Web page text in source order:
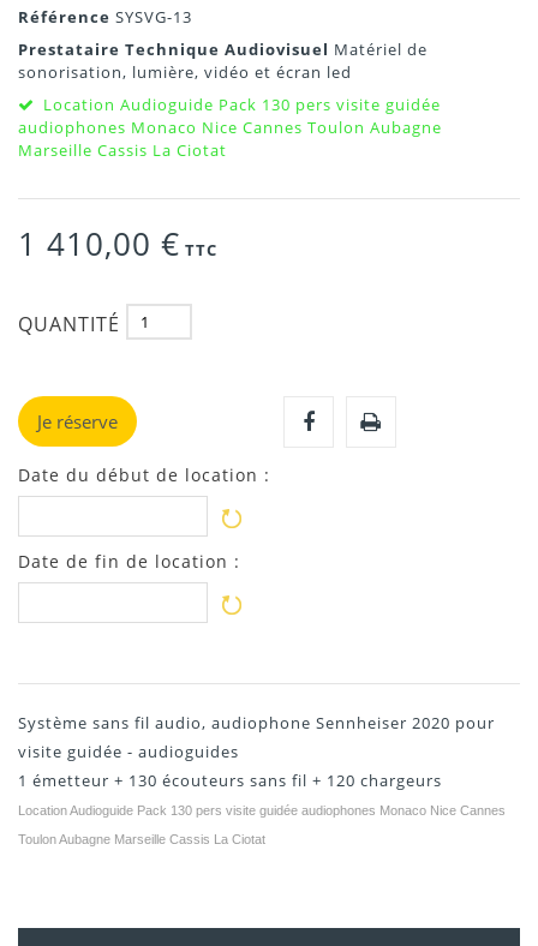
Référence SYSVG-13
Prestataire Technique Audiovisuel Matériel de
sonorisation, lumière, vidéo et écran led
Location Audioguide Pack 130 pers visite guidée
audiophones Monaco Nice Cannes Toulon Aubagne
Marseille Cassis La Ciotat
1 410,00 € TTC
QUANTITÉ
Je réserve
Date du début de location :
Date de fin de location :
Système sans fil audio, audiophone Sennheiser 2020 pour
visite guidée - audioguides
1 émetteur + 130 écouteurs sans fil + 120 chargeurs
Location Audioguide Pack 130 pers visite guidée audiophones Monaco Nice Cannes
Toulon Aubagne Marseille Cassis La Ciotat